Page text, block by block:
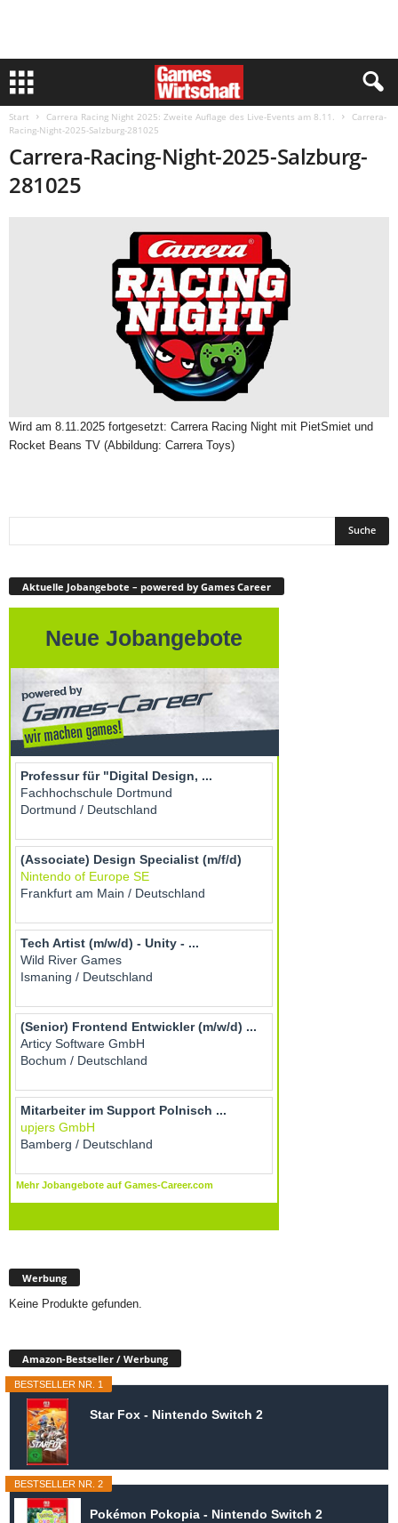
Start Carrera Racing Night 2025: Zweite Auflage des Live-Events am 8.11.
Carrera-
Racing-Night-2025-Salzburg-281025
Carrera-Racing-Night-2025-Salzburg-
281025
Wird am 8.11.2025 fortgesetzt: Carrera Racing Night mit PietSmiet und
Rocket Beans TV (Abbildung: Carrera Toys)
Aktuelle Jobangebote – powered by Games Career
Werbung
Keine Produkte gefunden.
Amazon-Bestseller / Werbung
BESTSELLER NR. 1
Star Fox - Nintendo Switch 2
BESTSELLER NR. 2
Pokémon Pokopia - Nintendo Switch 2